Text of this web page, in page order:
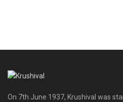
On 7th June 1937, Krushival was